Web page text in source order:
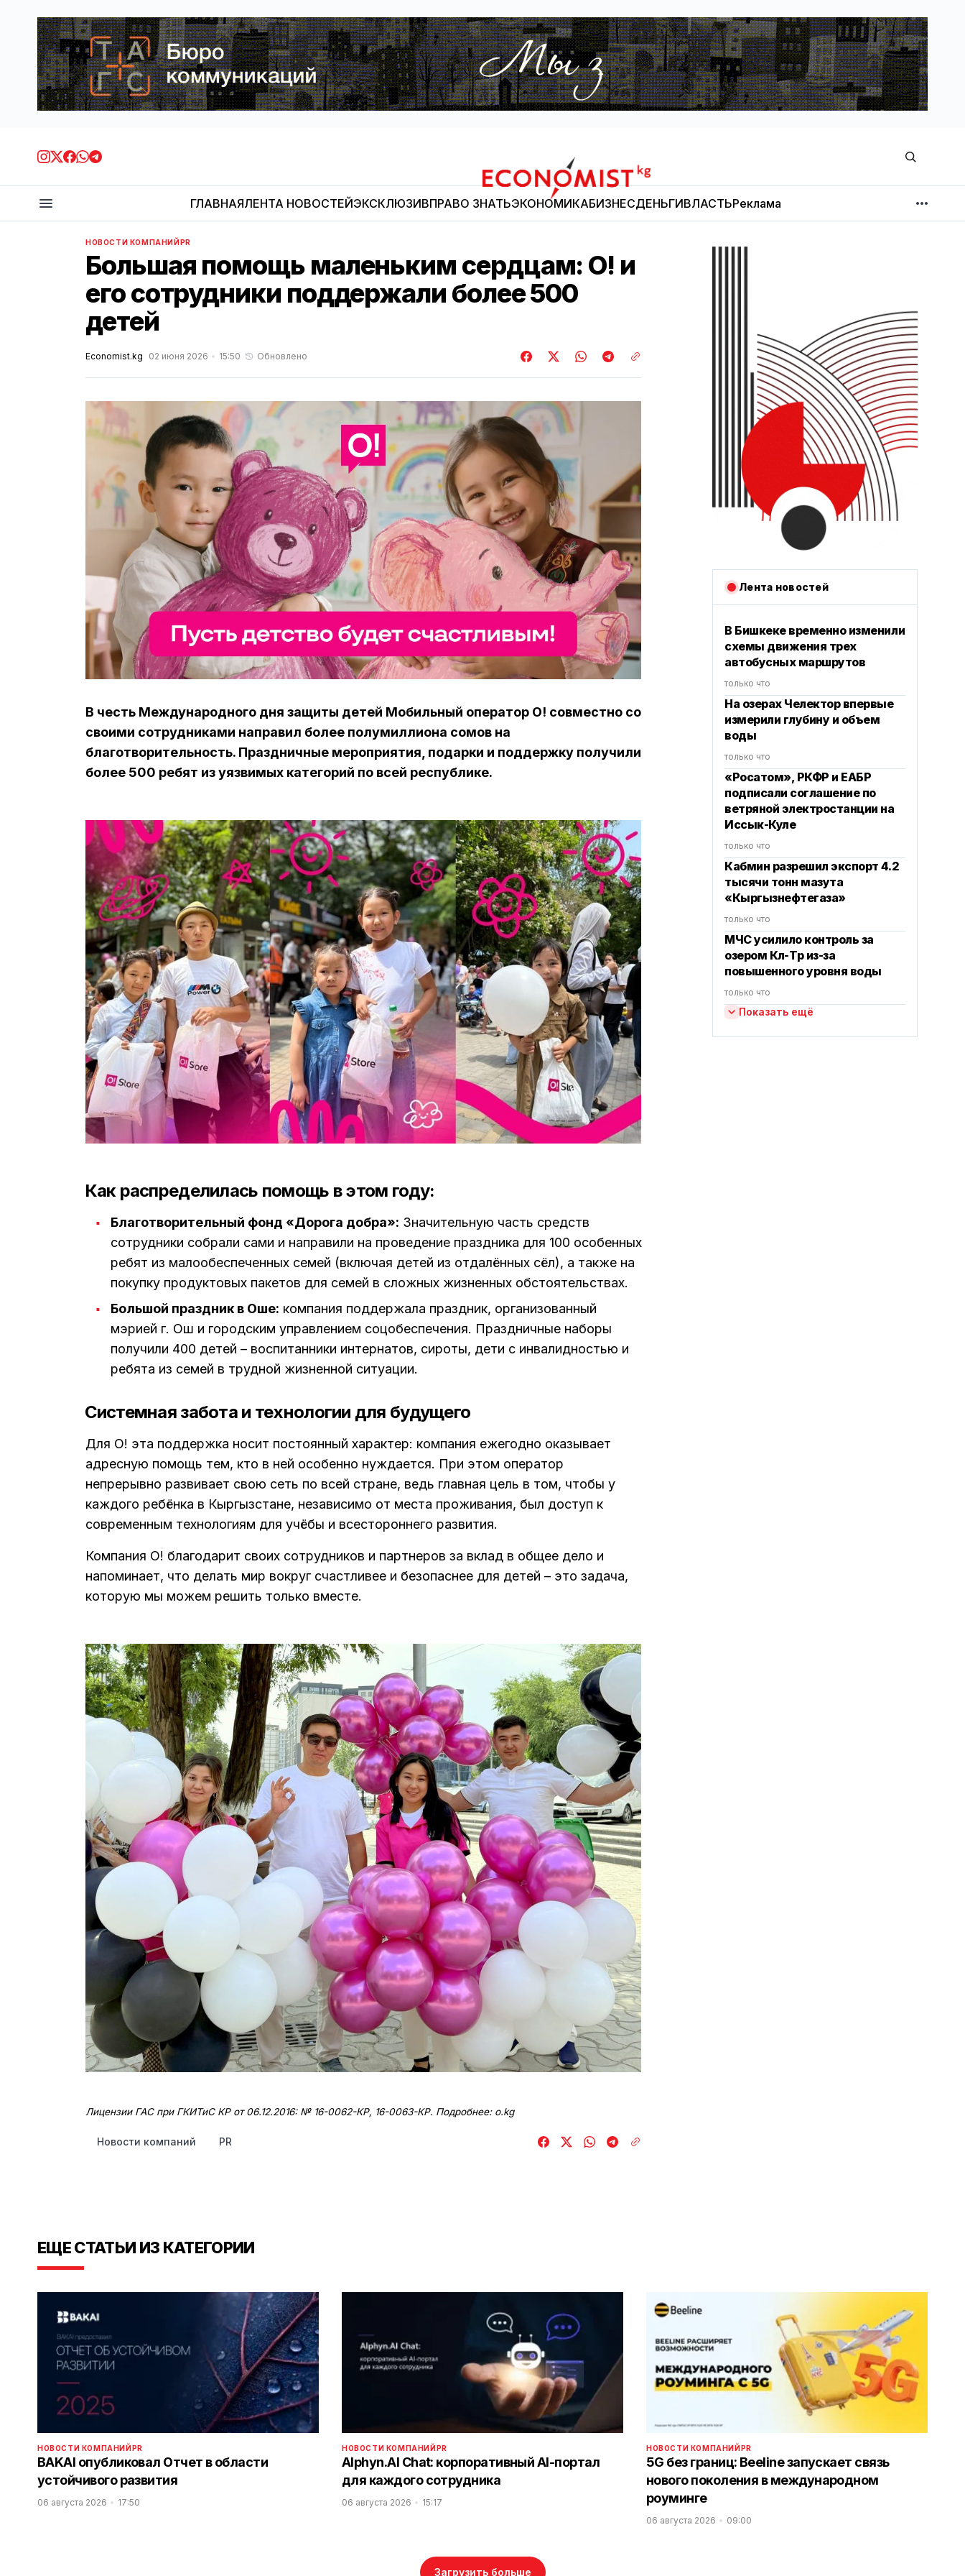
Economist.kg
ГЛАВНАЯЛЕНТА НОВОСТЕЙЭКСКЛЮЗИВПРАВО ЗНАТЬЭКОНОМИКАБИЗНЕСДЕНЬГИВЛАСТЬРеклама
МНЕНИЕ
НОВОСТИ КОМПАНИЙPR
Большая помощь маленьким сердцам: О! и
его сотрудники поддержали более 500
детей
Economist.kg 02 июня 2026 15:50 Обновлено
В честь Международного дня защиты детей Мобильный оператор О! совместно со
своими сотрудниками направил более полумиллиона сомов на
благотворительность. Праздничные мероприятия, подарки и поддержку получили
более 500 ребят из уязвимых категорий по всей республике.
Как распределилась помощь в этом году:
Благотворительный фонд «Дорога добра»: Значительную часть средств
сотрудники собрали сами и направили на проведение праздника для 100 особенных
ребят из малообеспеченных семей (включая детей из отдалённых сёл), а также на
покупку продуктовых пакетов для семей в сложных жизненных обстоятельствах.
Большой праздник в Оше: компания поддержала праздник, организованный
мэрией г. Ош и городским управлением соцобеспечения. Праздничные наборы
получили 400 детей – воспитанники интернатов, сироты, дети с инвалидностью и
ребята из семей в трудной жизненной ситуации.
Системная забота и технологии для будущего
Для О! эта поддержка носит постоянный характер: компания ежегодно оказывает
адресную помощь тем, кто в ней особенно нуждается. При этом оператор
непрерывно развивает свою сеть по всей стране, ведь главная цель в том, чтобы у
каждого ребёнка в Кыргызстане, независимо от места проживания, был доступ к
современным технологиям для учёбы и всестороннего развития.
Компания О! благодарит своих сотрудников и партнеров за вклад в общее дело и
напоминает, что делать мир вокруг счастливее и безопаснее для детей – это задача,
которую мы можем решить только вместе.
Лицензии ГАС при ГКИТиС КР от 06.12.2016: № 16-0062-КР, 16-0063-КР. Подробнее: o.kg
Новости компаний PR
Лента новостей
В Бишкеке временно изменили
схемы движения трех
автобусных маршрутов
только что
На озерах Челектор впервые
измерили глубину и объем
воды
только что
«Росатом», РКФР и ЕАБР
подписали соглашение по
ветряной электростанции на
Иссык-Куле
только что
Кабмин разрешил экспорт 4.2
тысячи тонн мазута
«Кыргызнефтегаза»
только что
МЧС усилило контроль за
озером Көл-Төр из-за
повышенного уровня воды
только что
Показать ещё
ЕЩЕ СТАТЬИ ИЗ КАТЕГОРИИ
НОВОСТИ КОМПАНИЙ PR
BAKAI опубликовал Отчет в области
устойчивого развития
06 августа 2026 17:50
НОВОСТИ КОМПАНИЙ PR
Alphyn.AI Chat: корпоративный AI-портал
для каждого сотрудника
06 августа 2026 15:17
НОВОСТИ КОМПАНИЙ PR
5G без границ: Beeline запускает связь
нового поколения в международном
роуминге
06 августа 2026 09:00
Загрузить больше